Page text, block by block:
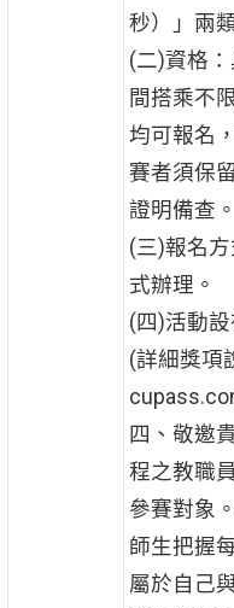
秒）」兩
(二)資格
間搭乘不
均可報名
賽者須保
證明備查。
(三)報名
式辦理。
(四)活動
(詳細獎項
四、敬邀
程之教職
參賽對象
師生把握
屬於自己